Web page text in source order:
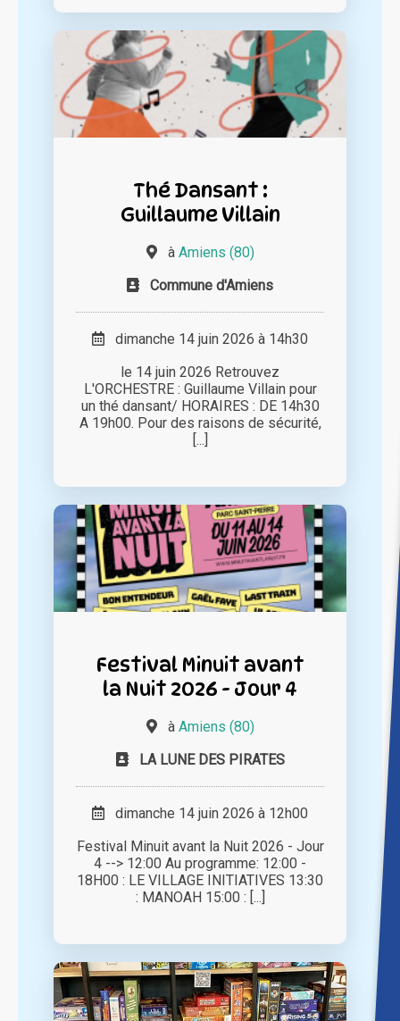
Thé Dansant :
Guillaume Villain
à Amiens (80)
Commune d'Amiens
dimanche 14 juin 2026 à 14h30
le 14 juin 2026 Retrouvez
L'ORCHESTRE : Guillaume Villain pour
un thé dansant/ HORAIRES : DE 14h30
A 19h00. Pour des raisons de sécurité,
[...]
Festival Minuit avant
la Nuit 2026 - Jour 4
à Amiens (80)
LA LUNE DES PIRATES
dimanche 14 juin 2026 à 12h00
Festival Minuit avant la Nuit 2026 - Jour
4 --> 12:00 Au programme: 12:00 -
18H00 : LE VILLAGE INITIATIVES 13:30
: MANOAH 15:00 : [...]